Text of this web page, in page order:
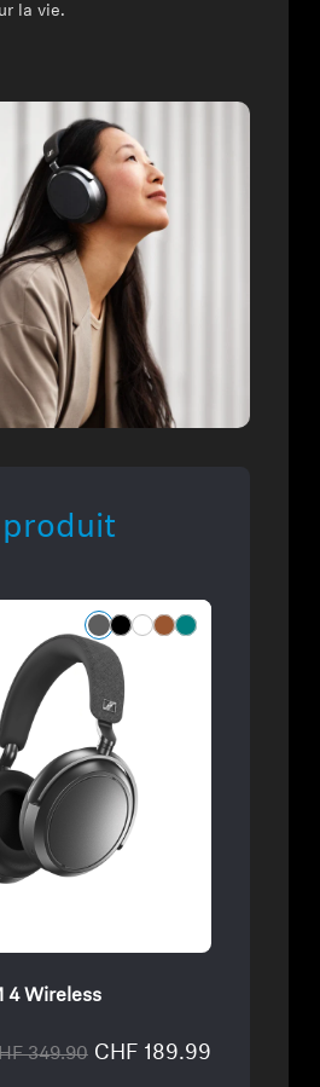
la vie.
4 Wireless
349.90 CHF 189.99